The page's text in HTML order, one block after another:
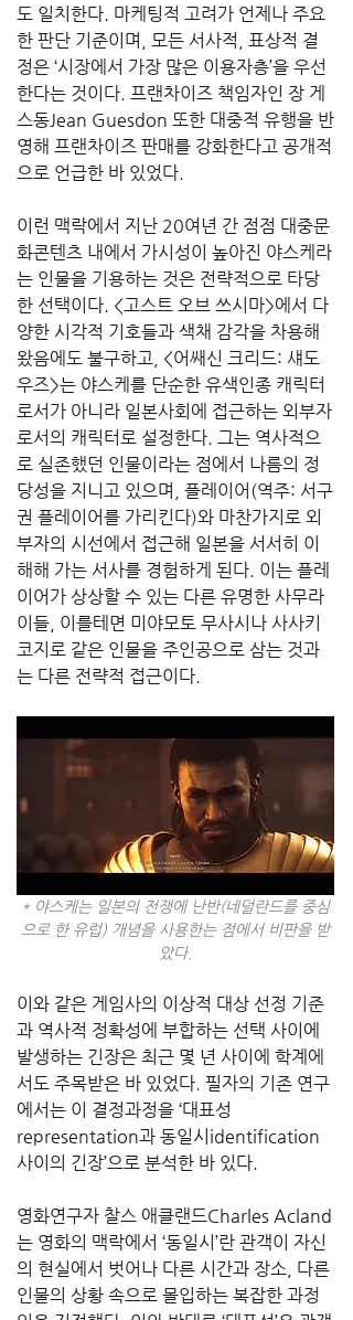
도 일치한다. 마케팅적 고려가 언제나 주요
한 판단 기준이며, 모든 서사적, 표상적 결
정은 ‘시장에서 가장 많은 이용자층’을 우선
한다는 것이다. 프랜차이즈 책임자인 장 게
스동Jean Guesdon 또한 대중적 유행을 반
영해 프랜차이즈 판매를 강화한다고 공개적
으로 언급한 바 있었다.
이런 맥락에서 지난 20여년 간 점점 대중문
화콘텐츠 내에서 가시성이 높아진 야스케라
는 인물을 기용하는 것은 전략적으로 타당
한 선택이다. <고스트 오브 쓰시마>에서 다
양한 시각적 기호들과 색채 감각을 차용해
왔음에도 불구하고, <어쌔신 크리드: 섀도
우즈>는 야스케를 단순한 유색인종 캐릭터
로서가 아니라 일본사회에 접근하는 외부자
로서의 캐릭터로 설정한다. 그는 역사적으
로 실존했던 인물이라는 점에서 나름의 정
당성을 지니고 있으며, 플레이어(역주: 서구
권 플레이어를 가리킨다)와 마찬가지로 외
부자의 시선에서 접근해 일본을 서서히 이
해해 가는 서사를 경험하게 된다. 이는 플레
이어가 상상할 수 있는 다른 유명한 사무라
이들, 이를테면 미야모토 무사시나 사사키
코지로 같은 인물을 주인공으로 삼는 것과
는 다른 전략적 접근이다.
* 야스케는 일본의 전쟁에 난반(네덜란드를 중심
으로 한 유럽) 개념을 사용한는 점에서 비판을 받
았다.
이와 같은 게임사의 이상적 대상 선정 기준
과 역사적 정확성에 부합하는 선택 사이에
발생하는 긴장은 최근 몇 년 사이에 학계에
서도 주목받은 바 있었다. 필자의 기존 연구
에서는 이 결정과정을 ‘대표성
representation과 동일시identification
사이의 긴장’으로 분석한 바 있다.
영화연구자 찰스 애클랜드Charles Acland
는 영화의 맥락에서 ‘동일시’란 관객이 자신
의 현실에서 벗어나 다른 시간과 장소, 다른
인물의 상황 속으로 몰입하는 복잡한 과정